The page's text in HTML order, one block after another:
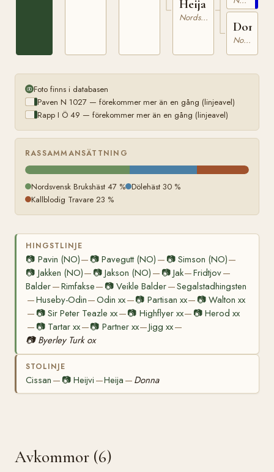
Heija
Nordsvensk Brukshäst
49
Donna
Nordsvensk Brukshäst
Foto finns i databasen
Paven N 1027 — förekommer mer än en gång (linjeavel)
Rapp I Ö 49 — förekommer mer än en gång (linjeavel)
RASSAMMANSÄTTNING
Nordsvensk Brukshäst 47 % Dölehäst 30 %
Kallblodig Travare 23 %
HINGSTLINJE
📷 Pavin (NO)— 📷Pavegutt (NO) — 📷 Simson (NO)—
📷 Jakken (NO)— 📷Jakson (NO) — 📷 Jak—Fridtjov—
Balder—Rimfakse— 📷Veikle Balder—Segalstadhingsten
—Huseby-Odin—Odin xx—📷 Partisan xx— 📷Walton xx
— 📷Sir Peter Teazle xx—📷 Highflyer xx— 📷Herod xx
— 📷 Tartar xx—📷 Partner xx—Jigg xx—
📷 Byerley Turk ox
STOLINJE
Cissan — 📷Heijvi —Heija — Donna
Avkommor (6)